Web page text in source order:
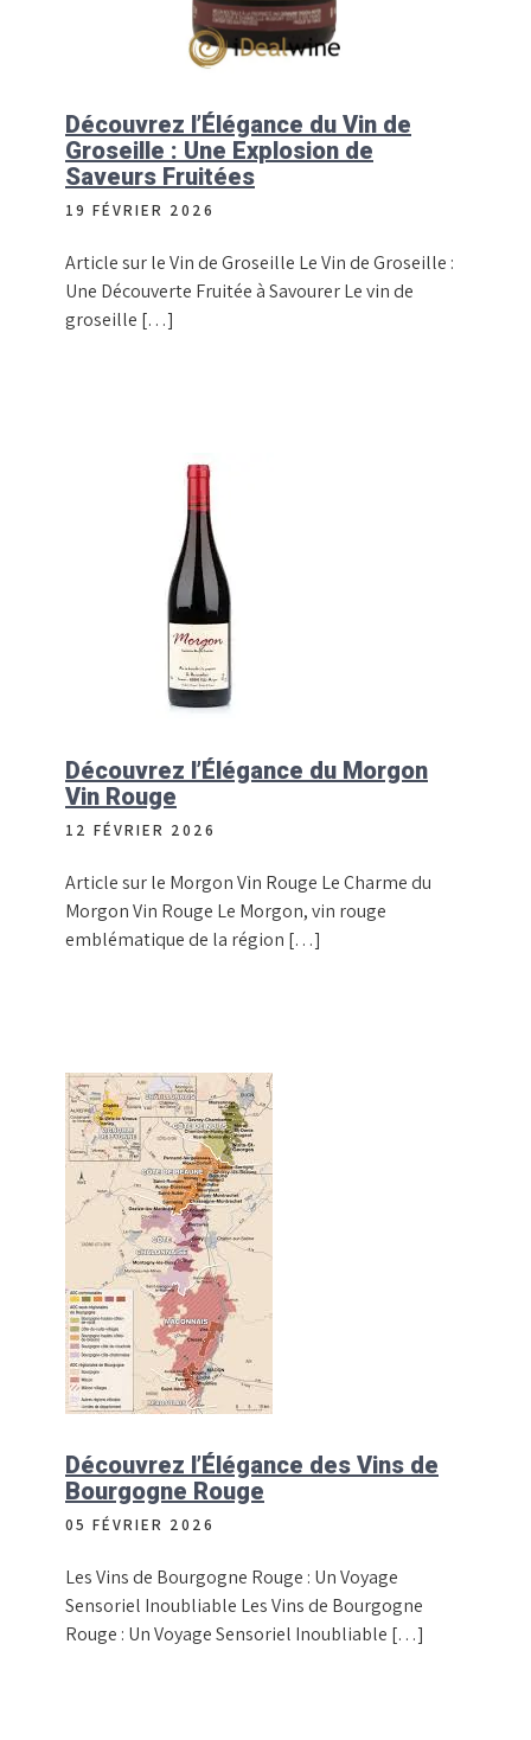
Découvrez l’Élégance du Vin de
Groseille : Une Explosion de
Saveurs Fruitées
19 FÉVRIER 2026
Article sur le Vin de Groseille Le Vin de Groseille :
Une Découverte Fruitée à Savourer Le vin de
groseille […]
Découvrez l’Élégance du Morgon
Vin Rouge
12 FÉVRIER 2026
Article sur le Morgon Vin Rouge Le Charme du
Morgon Vin Rouge Le Morgon, vin rouge
emblématique de la région […]
Découvrez l’Élégance des Vins de
Bourgogne Rouge
05 FÉVRIER 2026
Les Vins de Bourgogne Rouge : Un Voyage
Sensoriel Inoubliable Les Vins de Bourgogne
Rouge : Un Voyage Sensoriel Inoubliable […]